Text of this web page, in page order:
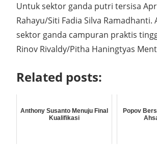
Untuk sektor ganda putri tersisa
Rahayu/Siti Fadia Silva
sektor ganda campuran praktis
Rinov Rivaldy/Pitha Haningtyas
Related posts:
Anthony Susanto Menuju Final
Kualifikasi
Popov